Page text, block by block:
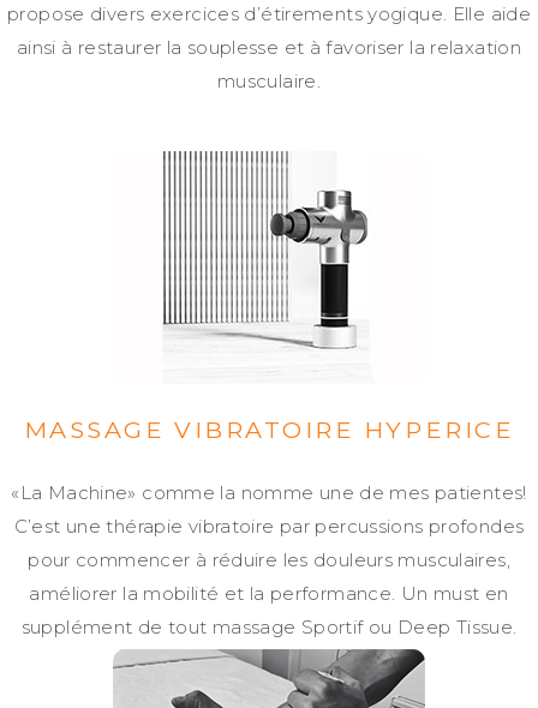
propose divers exercices d’étirements yogique. Elle aide
ainsi à restaurer la souplesse et à favoriser la relaxation
musculaire.
MASSAGE VIBRATOIRE HYPERICE
«La Machine» comme la nomme une de mes patientes!
C’est une thérapie vibratoire par percussions profondes
pour commencer à réduire les douleurs musculaires,
améliorer la mobilité et la performance. Un must en
supplément de tout massage Sportif ou Deep Tissue.